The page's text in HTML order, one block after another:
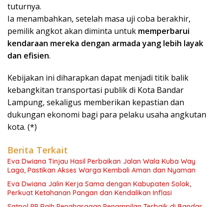
tuturnya.
Ia menambahkan, setelah masa uji coba berakhir,
pemilik angkot akan diminta untuk memperbarui
kendaraan mereka dengan armada yang lebih layak
dan efisien.
Kebijakan ini diharapkan dapat menjadi titik balik
kebangkitan transportasi publik di Kota Bandar
Lampung, sekaligus memberikan kepastian dan
dukungan ekonomi bagi para pelaku usaha angkutan
kota. (*)
Berita Terkait
Eva Dwiana Tinjau Hasil Perbaikan Jalan Wala Kuba Way
Laga, Pastikan Akses Warga Kembali Aman dan Nyaman
Eva Dwiana Jalin Kerja Sama dengan Kabupaten Solok,
Perkuat Ketahanan Pangan dan Kendalikan Inflasi